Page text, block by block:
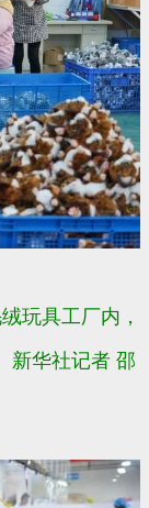
玩具工厂内，
新华社记者 邵